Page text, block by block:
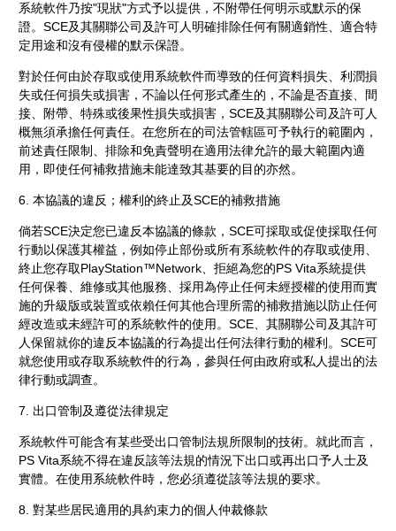
系統軟件乃按"現狀"方式予以提供，不附帶任何明示或默示的保
證。SCE及其關聯公司及許可人明確排除任何有關適銷性、適合特
定用途和沒有侵權的默示保證。
對於任何由於存取或使用系統軟件而導致的任何資料損失、利潤損
失或任何損失或損害，不論以任何形式產生的，不論是否直接、間
接、附帶、特殊或後果性損失或損害，SCE及其關聯公司及許可人
概無須承擔任何責任。在您所在的司法管轄區可予執行的範圍內，
前述責任限制、排除和免責聲明在適用法律允許的最大範圍內適
用，即使任何補救措施未能達致其基要的目的亦然。
6. 本協議的違反；權利的終止及SCE的補救措施
倘若SCE決定您已違反本協議的條款，SCE可採取或促使採取任何
行動以保護其權益，例如停止部份或所有系統軟件的存取或使用、
終止您存取PlayStation™Network、拒絕為您的PS Vita系統提供
任何保養、維修或其他服務、採用為停止任何未經授權的使用而實
施的升級版或裝置或依賴任何其他合理所需的補救措施以防止任何
經改造或未經許可的系統軟件的使用。SCE、其關聯公司及其許可
人保留就你的違反本協議的行為提出任何法律行動的權利。SCE可
就您使用或存取系統軟件的行為，參與任何由政府或私人提出的法
律行動或調查。
7. 出口管制及遵從法律規定
系統軟件可能含有某些受出口管制法規所限制的技術。就此而言，
PS Vita系統不得在違反該等法規的情況下出口或再出口予人士及
實體。在使用系統軟件時，您必須遵從該等法規的要求。
8. 對某些居民適用的具約束力的個人仲裁條款